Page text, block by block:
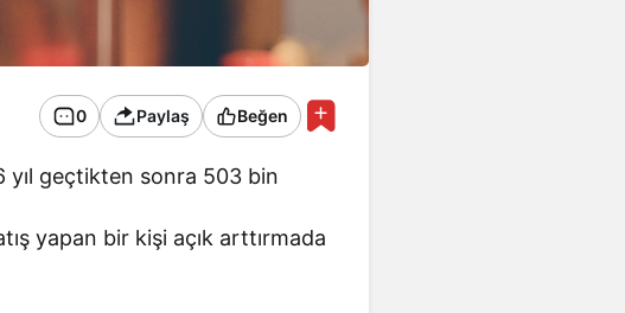
0 Paylaş Beğen
yıl geçtikten sonra 503 bin
yapan bir kişi açık arttırmada